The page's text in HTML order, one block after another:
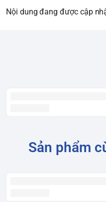
Nội dung đang được cập
Sản phẩm